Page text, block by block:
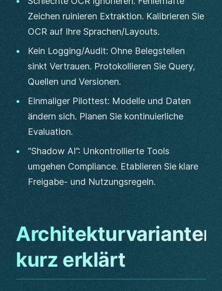
Zeichen ruinieren Extraktion. Kalibrieren Sie
OCR auf Ihre Sprachen/Layouts.
Kein Logging/Audit: Ohne Belegstellen
sinkt Vertrauen. Protokollieren Sie Query,
Quellen und Versionen.
Einmaliger Pilottest: Modelle und Daten
ändern sich. Planen Sie kontinuierliche
Evaluation.
“Shadow AI”: Unkontrollierte Tools
umgehen Compliance. Etablieren Sie klare
Freigabe- und Nutzungsregeln.
Architekturvarianten
kurz erklärt